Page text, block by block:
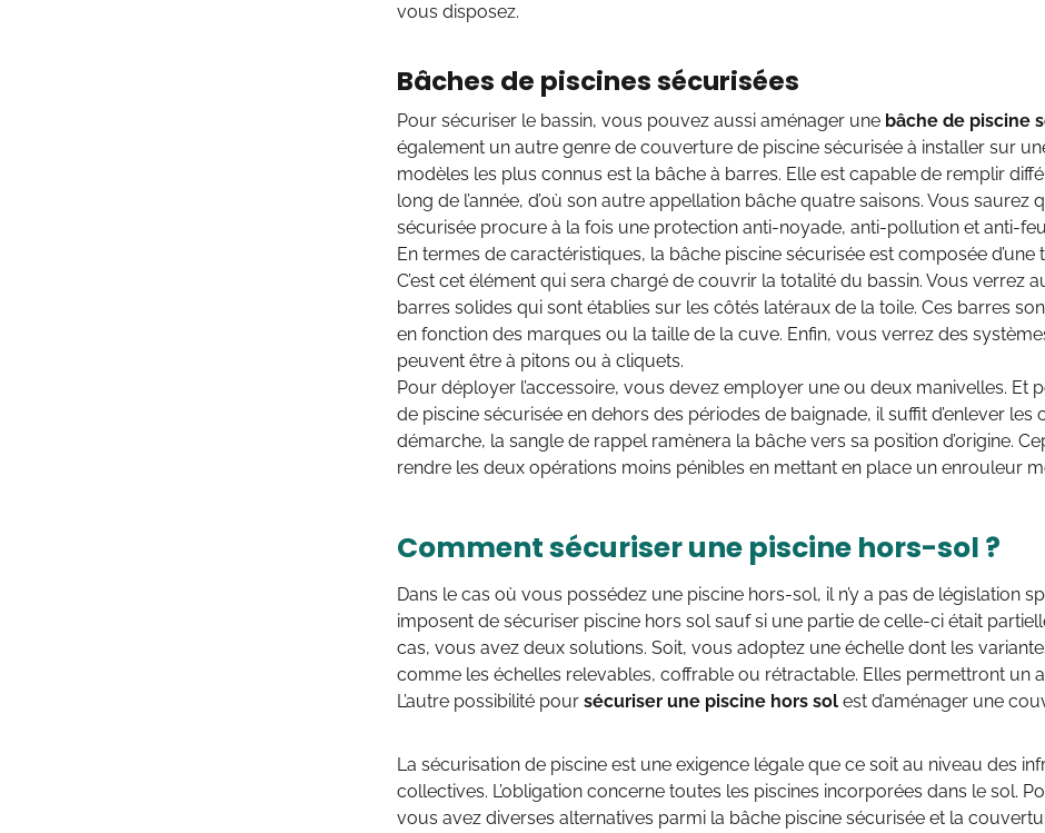
vous disposez.
Bâches de piscines sécurisées
Pour sécuriser le bassin, vous pouvez aussi aménager une bâche de piscine
également un autre genre de couverture de piscine sécurisée à installer sur
modèles les plus connus est la bâche à barres. Elle est capable de remplir
long de l’année, d’où son autre appellation bâche quatre saisons. Vous saurez
sécurisée procure à la fois une protection anti-noyade, anti-pollution et anti-
En termes de caractéristiques, la bâche piscine sécurisée est composée d’une
C’est cet élément qui sera chargé de couvrir la totalité du bassin. Vous verrez
barres solides qui sont établies sur les côtés latéraux de la toile. Ces barres
en fonction des marques ou la taille de la cuve. Enfin, vous verrez des
peuvent être à pitons ou à cliquets.
Pour déployer l’accessoire, vous devez employer une ou deux manivelles. Et
de piscine sécurisée en dehors des périodes de baignade, il suffit d’enlever les
démarche, la sangle de rappel ramènera la bâche vers sa position d’origine.
rendre les deux opérations moins pénibles en mettant en place un enrouleur
Comment sécuriser une piscine hors-sol ?
Dans le cas où vous possédez une piscine hors-sol, il n’y a pas de législation
imposent de sécuriser piscine hors sol sauf si une partie de celle-ci était
cas, vous avez deux solutions. Soit, vous adoptez une échelle dont les
comme les échelles relevables, coffrable ou rétractable. Elles permettront un
L’autre possibilité pour sécuriser une piscine hors sol est d’aménager une
La sécurisation de piscine est une exigence légale que ce soit au niveau des
collectives. L’obligation concerne toutes les piscines incorporées dans le sol.
vous avez diverses alternatives parmi la bâche piscine sécurisée et la